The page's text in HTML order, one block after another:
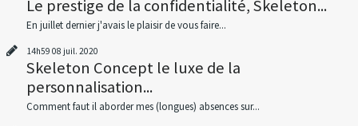
Le prestige de la confidentialité, Skeleton...
En juillet dernier j'avais le plaisir de vous faire...
14h59 08 juil. 2020
Skeleton Concept le luxe de la
personnalisation...
Comment faut il aborder mes (longues) absences sur...